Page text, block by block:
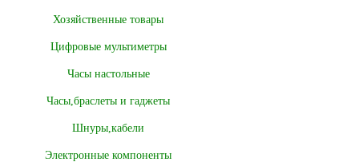
Хозяйственные товары
Цифровые мультиметры
Часы настольные
Часы,браслеты и гаджеты
Шнуры,кабели
Электронные компоненты